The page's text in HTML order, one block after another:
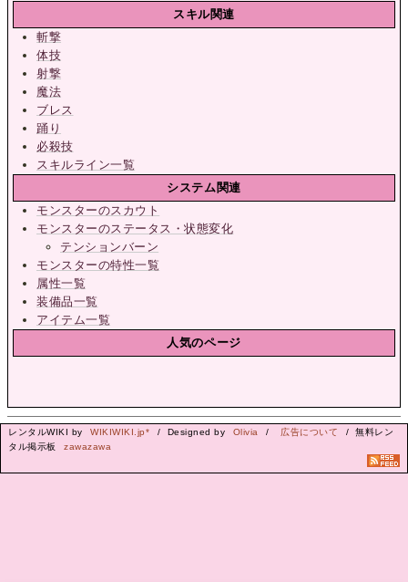
スキル関連
斬撃
体技
射撃
魔法
ブレス
踊り
必殺技
スキルライン一覧
システム関連
モンスターのスカウト
モンスターのステータス・状態変化
テンションバーン
モンスターの特性一覧
属性一覧
装備品一覧
アイテム一覧
人気のページ
レンタルWIKI by WIKIWIKI.jp* / Designed by Olivia / 広告について
/ 無料レン
タル掲示板
zawazawa